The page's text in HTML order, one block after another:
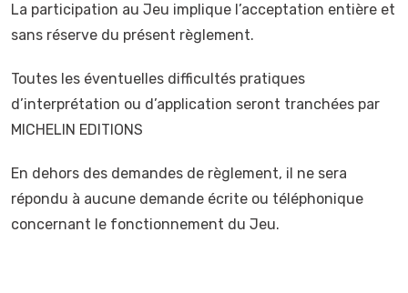
La participation au Jeu implique l’acceptation entière et
sans réserve du présent règlement.
Toutes les éventuelles difficultés pratiques
d’interprétation ou d’application seront tranchées par
MICHELIN EDITIONS
En dehors des demandes de règlement, il ne sera
répondu à aucune demande écrite ou téléphonique
concernant le fonctionnement du Jeu.